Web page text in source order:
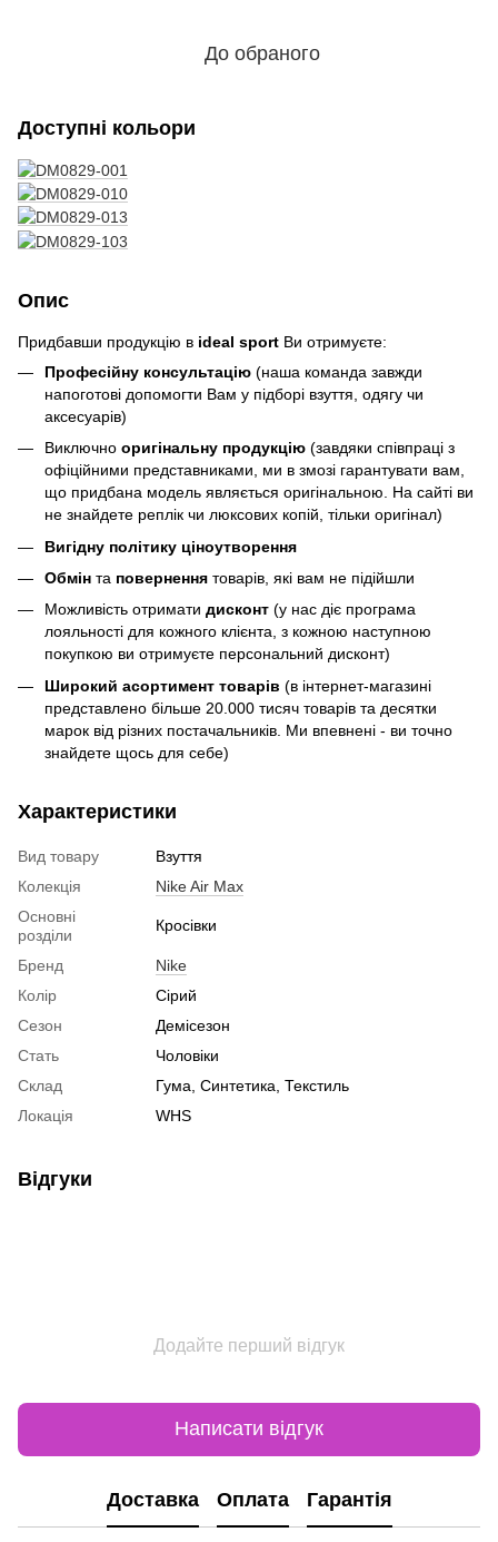
До обраного
Доступні кольори
Опис
Придбавши продукцію в ideal sport Ви отримуєте:
Професійну консультацію (наша команда завжди
напоготові допомогти Вам у підборі взуття, одягу чи
аксесуарів)
Виключно оригінальну продукцію (завдяки співпраці з
офіційними представниками, ми в змозі гарантувати вам,
що придбана модель являється оригінальною. На сайті ви
не знайдете реплік чи люксових копій, тільки оригінал)
Вигідну політику ціноутворення
Обмін та повернення товарів, які вам не підійшли
Можливість отримати дисконт (у нас діє програма
лояльності для кожного клієнта, з кожною наступною
покупкою ви отримуєте персональний дисконт)
Широкий асортимент товарів (в інтернет-магазині
представлено більше 20.000 тисяч товарів та десятки
марок від різних постачальників. Ми впевнені - ви точно
знайдете щось для себе)
Характеристики
Вид товару
Взуття
Колекція
Nike Air Max
Основні
розділи
Кросівки
Бренд
Nike
Колір
Сірий
Сезон
Демісезон
Стать
Чоловіки
Склад
Гума, Синтетика, Текстиль
Локація
WHS
Відгуки
Додайте перший відгук
Написати відгук
Доставка Оплата Гарантія